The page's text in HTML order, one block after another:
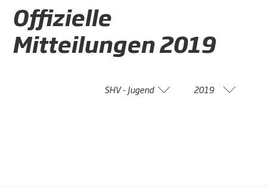
Offizielle
Mitteilungen2019
SHV - Jugend 2019